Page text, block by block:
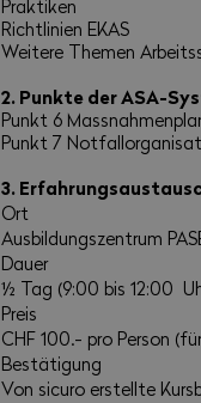
Praktiken
Richtlinien EKAS
Weitere Themen
2. Punkte der ASA-
Punkt 6
Punkt 7
3.
Ort
Ausbildungszentrum
Dauer
½ Tag (9:00 bis 12:00
Preis
CHF 100.- pro Person
Bestätigung
Von sicuro erstellte